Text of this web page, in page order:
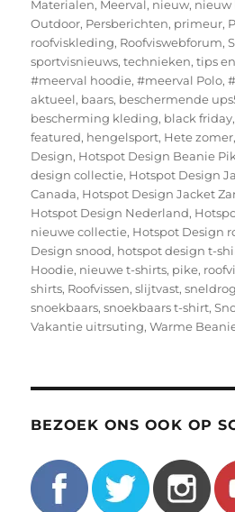
Materialen, Meerval, nieuw, nieuw
Outdoor, Persberichten, primeur,
roofviskleding, Roofviswebforum,
sportvisnieuws,technieken,tips
#meerval hoodie,#meerval Polo,
aktueel, baars, beschermende
bescherming kleding, black friday,
featured, hengelsport, Hete zomer,
Design, Hotspot Design Beanie
design collectie, Hotspot Design
Canada, Hotspot Design Jacket
Hotspot Design Nederland,
nieuwe collectie, Hotspot Design
Design snood, hotspot design t-
Hoodie, nieuwe t-shirts, pike,
shirts, Roofvissen,slijtvast,
snoekbaars,snoekbaars t-shirt,
Vakantie uitrsuting,Warme
BEZOEK ONS OOK OP